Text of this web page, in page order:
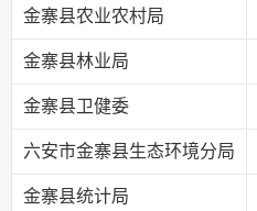
金寨县农业农村局
金寨县林业局
金寨县卫健委
六安市金寨县生态环境分局
金寨县统计局